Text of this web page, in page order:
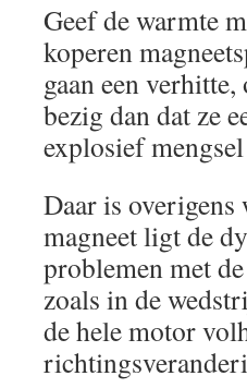
Geef de warmte
koperen
gaan een
bezig dan dat ze
explosief
Daar is overigens
magneet ligt de
problemen met
zoals in de
de hele motor